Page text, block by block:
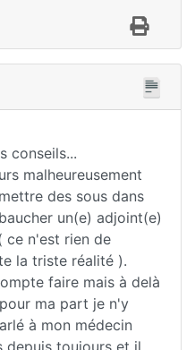
conseils...
malheureusement
des sous dans
un(e) adjoint(e)
ce n'est rien de
la triste réalité ).
faire mais à delà
ma part je n'y
à mon médecin
depuis toujours et il